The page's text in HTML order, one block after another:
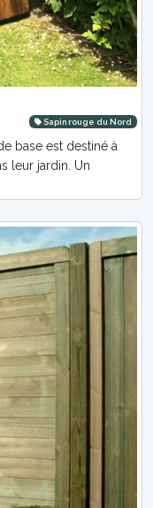
Sapin rouge du Nord
base est destiné à
leur jardin. Un